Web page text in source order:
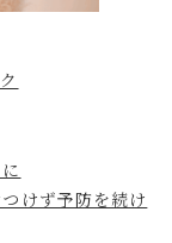
けず予防を続け